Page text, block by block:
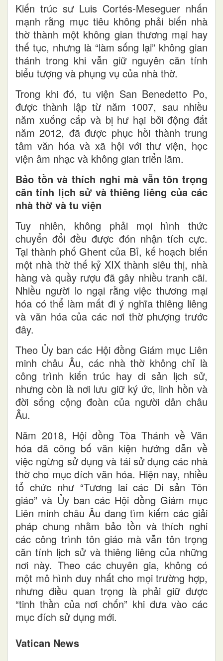
Kiến trúc sư Luis Cortés-Meseguer nhấn
mạnh rằng mục tiêu không phải biến nhà
thờ thành một không gian thương mại hay
thế tục, nhưng là “làm sống lại” không gian
thánh trong khi vẫn giữ nguyên căn tính
biểu tượng và phụng vụ của nhà thờ.
Trong khi đó, tu viện San Benedetto Po,
được thành lập từ năm 1007, sau nhiều
năm xuống cấp và bị hư hại bởi động đất
năm 2012, đã được phục hồi thành trung
tâm văn hóa và xã hội với thư viện, học
viện âm nhạc và không gian triển lãm.
Bảo tồn và thích nghi mà vẫn tôn trọng
căn tính lịch sử và thiêng liêng của các
nhà thờ và tu viện
Tuy nhiên, không phải mọi hình thức
chuyển đổi đều được đón nhận tích cực.
Tại thành phố Ghent của Bỉ, kế hoạch biến
một nhà thờ thế kỷ XIX thành siêu thị, nhà
hàng và quầy rượu đã gây nhiều tranh cãi.
Nhiều người lo ngại rằng việc thương mại
hóa có thể làm mất đi ý nghĩa thiêng liêng
và văn hóa của các nơi thờ phượng trước
đây.
Theo Ủy ban các Hội đồng Giám mục Liên
minh châu Âu, các nhà thờ không chỉ là
công trình kiến trúc hay di sản lịch sử,
nhưng còn là nơi lưu giữ ký ức, linh hồn và
đời sống cộng đoàn của người dân châu
Âu.
Năm 2018, Hội đồng Tòa Thánh về Văn
hóa đã công bố văn kiện hướng dẫn về
việc ngừng sử dụng và tái sử dụng các nhà
thờ cho mục đích văn hóa. Hiện nay, nhiều
tổ chức như “Tương lai các Di sản Tôn
giáo” và Ủy ban các Hội đồng Giám mục
Liên minh châu Âu đang tìm kiếm các giải
pháp chung nhằm bảo tồn và thích nghi
các công trình tôn giáo mà vẫn tôn trọng
căn tính lịch sử và thiêng liêng của những
nơi này. Theo các chuyên gia, không có
một mô hình duy nhất cho mọi trường hợp,
nhưng điều quan trọng là phải giữ được
“tinh thần của nơi chốn” khi đưa vào các
mục đích sử dụng mới.
Vatican News